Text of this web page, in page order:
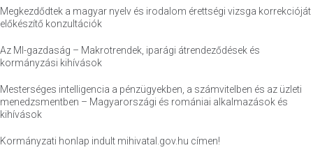
Megkezdődtek a magyar nyelv és irodalom érettségi vizsga korrekcióját
előkészítő konzultációk
Az MI-gazdaság – Makrotrendek, iparági átrendeződések és
kormányzási kihívások
Mesterséges intelligencia a pénzügyekben, a számvitelben és az üzleti
menedzsmentben – Magyarországi és romániai alkalmazások és
kihívások
Kormányzati honlap indult mihivatal.gov.hu címen!